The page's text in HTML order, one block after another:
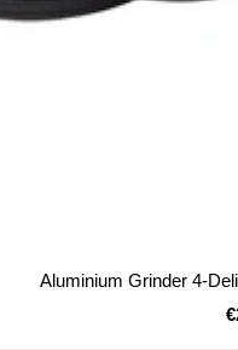
Aluminium Grinder 4-